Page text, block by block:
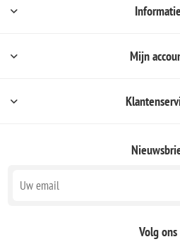
Informatie
Mijn
Volg ons